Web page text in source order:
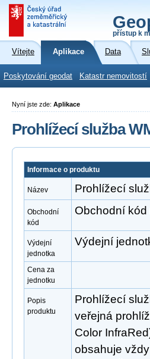
přístup k
Vítejte Aplikace Data
Poskytování geodat Katastr nemovitostí
Nyní jste zde: Aplikace
Prohlížecí služba
Informace o produktu
Název Prohlížecí
Obchodní
kód
Obchodní
Výdejní
jednotka
Výdejní
Cena za
jednotku
Popis
produktu
Prohlížecí
veřejná
Color
obsahuje